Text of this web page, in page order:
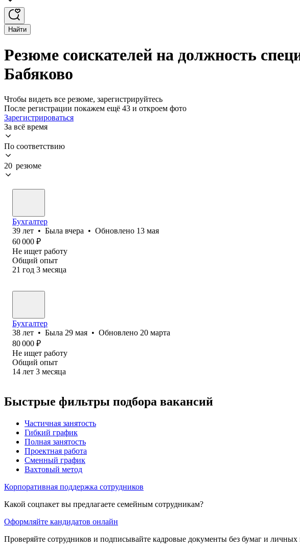
Найти
Резюме соискателей на должность
Бабяково
Чтобы видеть все резюме, зарегистрируйтесь
После регистрации покажем ещё 43 и откроем фото
Зарегистрироваться
За всё время
По соответствию
20 резюме
Бухгалтер
39 лет • Была вчера • Обновлено 13 мая
60 000 ₽
Не ищет работу
Общий опыт
21 год 3 месяца
Бухгалтер
38 лет • Была 29 мая • Обновлено 20 марта
80 000 ₽
Не ищет работу
Общий опыт
14 лет 3 месяца
Быстрые фильтры подбора вакансий
Частичная занятость
Гибкий график
Полная занятость
Проектная работа
Сменный график
Вахтовый метод
Корпоративная поддержка сотрудников
Какой соцпакет вы предлагаете семейным сотрудникам?
Оформляйте кандидатов онлайн
Проверяйте сотрудников и подписывайте кадровые документы без бумаг и личных